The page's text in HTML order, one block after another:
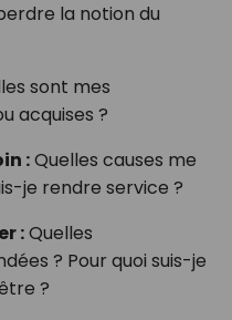
la notion du
sont mes
acquises ?
:Quelles causes me
je rendre service ?
:Quelles
? Pour quoi suis-je
?